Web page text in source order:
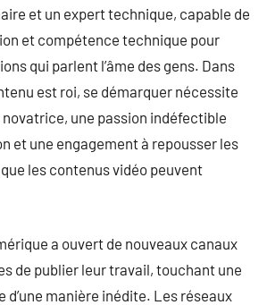
et un expert technique, capable de
et compétence technique pour
qui parlent l’âme des gens. Dans
est roi, se démarquer nécessite
une passion indéfectible
et une engagement à repousser les
les contenus vidéo peuvent
a ouvert de nouveaux canaux
de publier leur travail, touchant une
d’une manière inédite. Les réseaux